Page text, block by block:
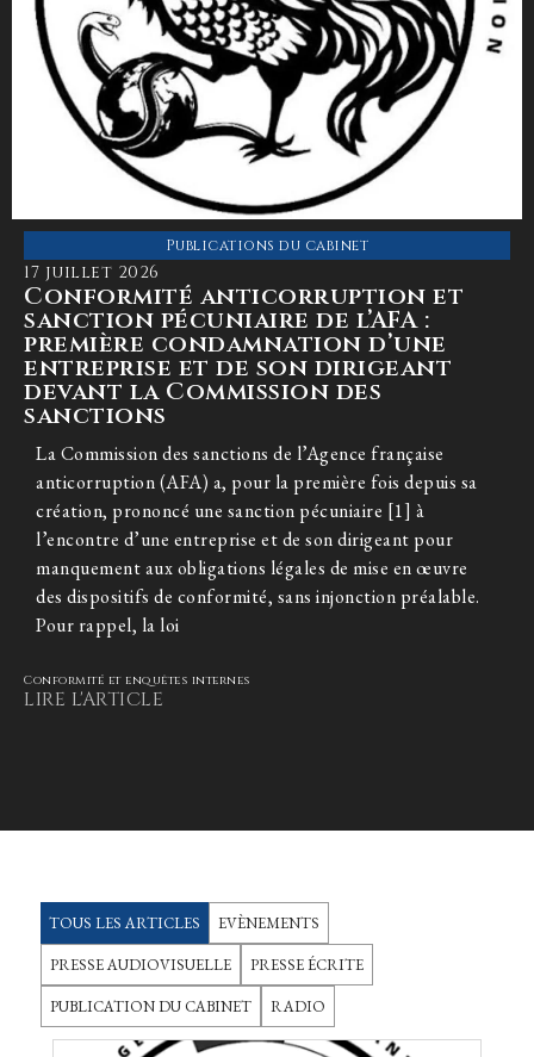
Publications du cabinet
17 juillet 2026
Conformité anticorruption et
sanction pécuniaire de l’AFA :
première condamnation d’une
entreprise et de son dirigeant
devant la Commission des
sanctions
La Commission des sanctions de l’Agence française
anticorruption (AFA) a, pour la première fois depuis sa
création, prononcé une sanction pécuniaire [1] à
l’encontre d’une entreprise et de son dirigeant pour
manquement aux obligations légales de mise en œuvre
des dispositifs de conformité, sans injonction préalable.
Pour rappel, la loi
Conformité et enquêtes internes
LIRE L'ARTICLE
TOUS LES ARTICLES EVÈNEMENTS
PRESSE AUDIOVISUELLE PRESSE ÉCRITE
PUBLICATION DU CABINET RADIO